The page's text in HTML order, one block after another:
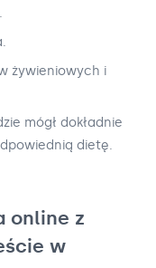
żywieniowych i
mógł dokładnie
dietę.
online z
w